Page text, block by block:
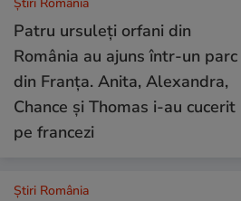
Patru ursuleți orfani din
România au ajuns într-un parc
din Franța. Anita, Alexandra,
Chance și Thomas i-au cucerit
pe francezi
Știri România